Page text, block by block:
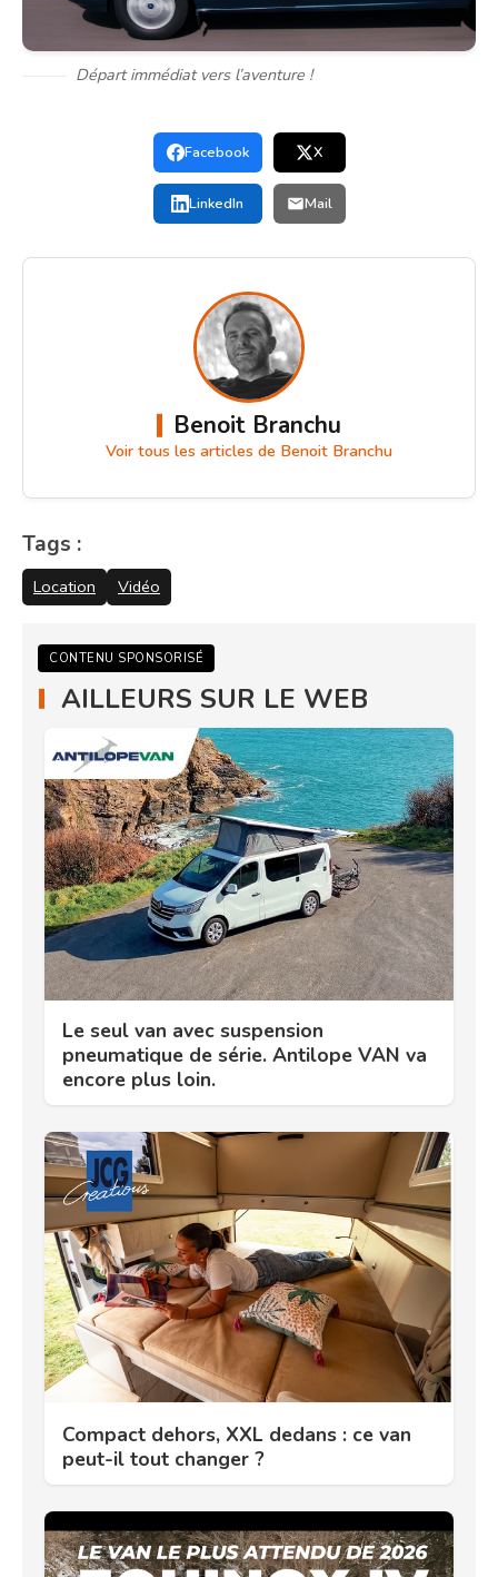
Départ immédiat vers l’aventure !
Facebook X
LinkedIn Mail
Benoit Branchu
Voir tous les articles de Benoit Branchu
Tags :
Location Vidéo
CONTENU SPONSORISÉ
AILLEURS SUR LE WEB
Le seul van avec suspension
pneumatique de série. Antilope VAN va
encore plus loin.
Compact dehors, XXL dedans : ce van
peut-il tout changer ?